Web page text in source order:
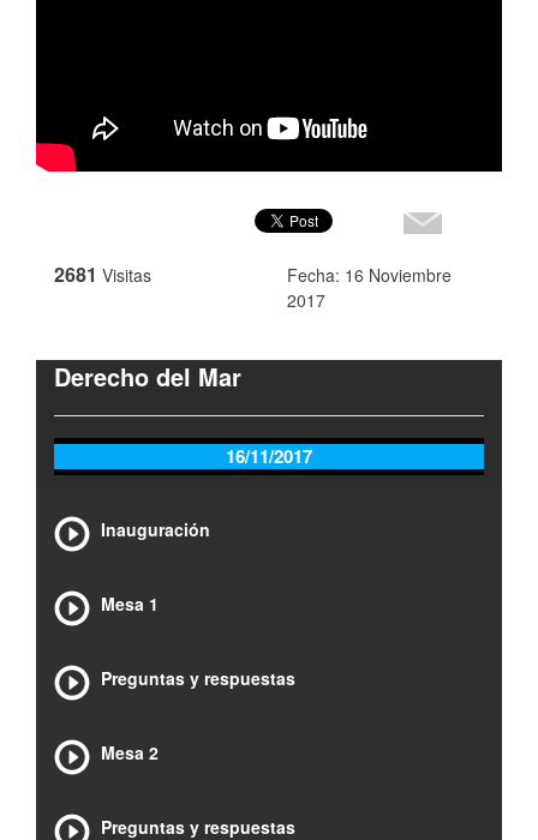
2681 Visitas
Fecha: 16 Noviembre
2017
Derecho del Mar
16/11/2017
Inauguración
Mesa 1
Preguntas y respuestas
Mesa 2
Preguntas y respuestas